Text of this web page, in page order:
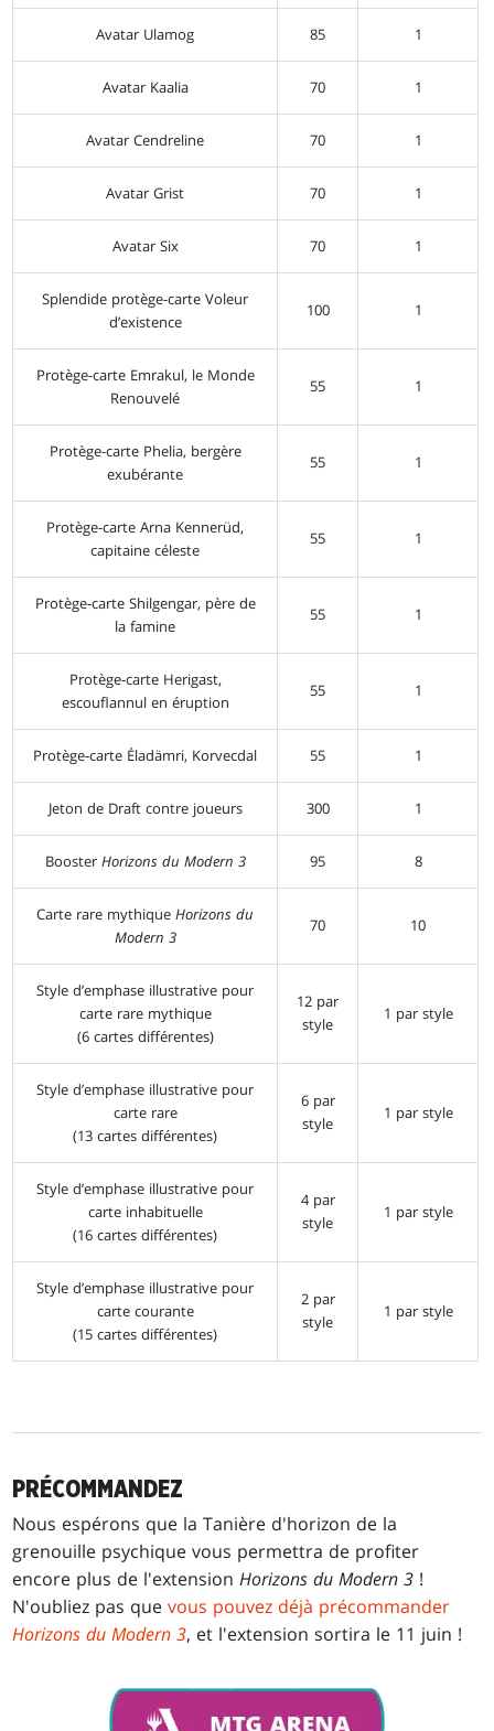
Avatar Ulamog 85 1
Avatar Kaalia 70 1
Avatar Cendreline 70 1
Avatar Grist 70 1
Avatar Six 70 1
Splendide protège-carte Voleur
d’existence
100 1
Protège-carte Emrakul, le Monde
Renouvelé
55 1
Protège-carte Phelia, bergère
exubérante
55 1
Protège-carte Arna Kennerüd,
capitaine céleste
55 1
Protège-carte Shilgengar, père de
la famine
55 1
Protège-carte Herigast,
escouflannul en éruption
55 1
Protège-carte Éladämri, Korvecdal 55 1
Jeton de Draft contre joueurs 300 1
Booster Horizons du Modern 3 95 8
Carte rare mythiqueHorizons du
Modern 3
70 10
Style d’emphase illustrative pour
carte rare mythique
(6 cartes différentes)
12 par
style
1 par style
Style d’emphase illustrative pour
carte rare
(13 cartes différentes)
6 par
style
1 par style
Style d’emphase illustrative pour
carte inhabituelle
(16 cartes différentes)
4 par
style
1 par style
Style d’emphase illustrative pour
carte courante
(15 cartes différentes)
2 par
style
1 par style
PRÉCOMMANDEZ
Nous espérons que la Tanière d'horizon de la
grenouille psychique vous permettra de profiter
encore plus de l'extensionHorizons du Modern 3 !
N'oubliez pas quevous pouvez déjà précommander
Horizons du Modern 3, et l'extension sortira le 11 juin !